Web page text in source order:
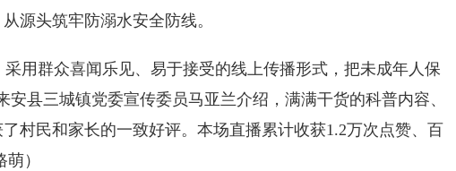
源头筑牢防溺水安全防线。
用群众喜闻乐见、易于接受的线上传播形式，把未成年人保
安县三城镇党委宣传委员马亚兰介绍，满满干货的科普内容、
村民和家长的一致好评。本场直播累计收获1.2万次点赞、百
）